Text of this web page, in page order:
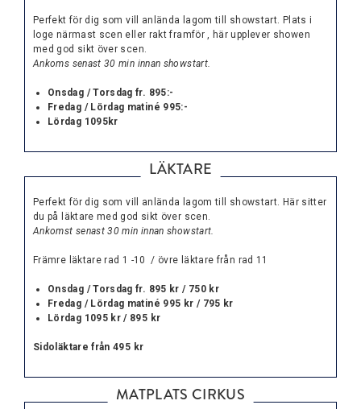
Perfekt för dig som vill anlända lagom till showstart. Plats i
loge närmast scen eller rakt framför , här upplever showen
med god sikt över scen.
Ankoms senast 30 min innan showstart.
Onsdag / Torsdag fr. 895:-
Fredag / Lördag matiné 995:-
Lördag 1095kr
LÄKTARE
Perfekt för dig som vill anlända lagom till showstart. Här sitter
du på läktare med god sikt över scen.
Ankomst senast 30 min innan showstart.
Främre läktare rad 1 -10 / övre läktare från rad 11
Onsdag / Torsdag fr. 895 kr / 750 kr
Fredag / Lördag matiné 995 kr / 795 kr
Lördag 1095 kr / 895 kr
Sidoläktare från 495 kr
MATPLATS CIRKUS